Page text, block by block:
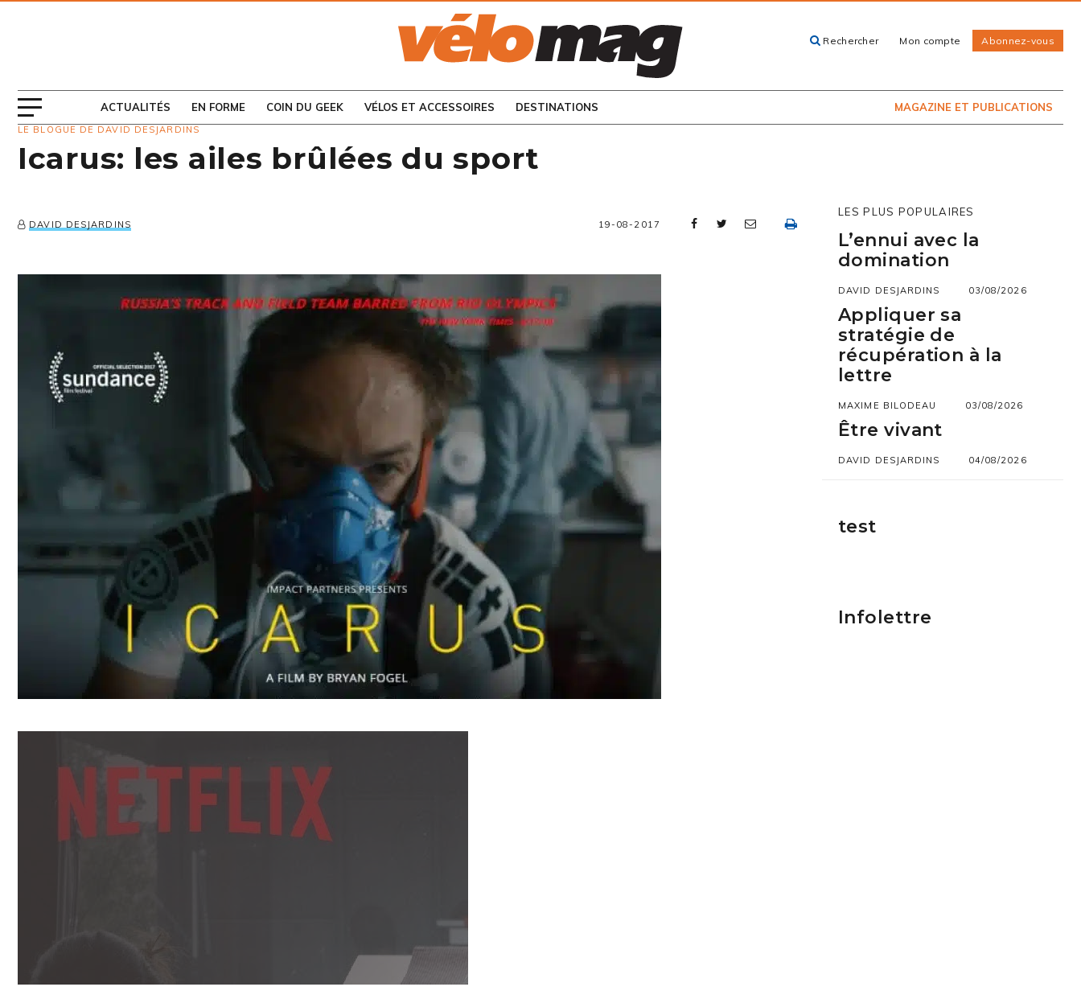
Rechercher Mon compte Abonnez-vous
ACTUALITÉS EN FORME COIN DU GEEK VÉLOS ET ACCESSOIRES DESTINATIONS MAGAZINE ET PUBLICATIONS
CONSULTEZ LES
EN KIOSQUE
LE BLOGUE DE DAVID DESJARDINS
Icarus: les ailes brûlées du sport
DAVID DESJARDINS 19-08-2017
LES PLUS POPULAIRES
L’ennui avec la
domination
DAVID DESJARDINS 03/08/2026
Appliquer sa
stratégie de
récupération à la
lettre
MAXIME BILODEAU 03/08/2026
Être vivant
DAVID DESJARDINS 04/08/2026
test
Infolettre